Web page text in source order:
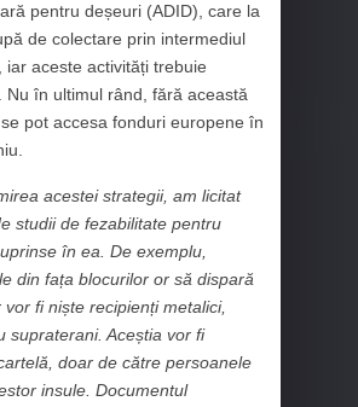
pentru deșeuri (ADID), care la
de colectare prin intermediul
iar aceste activități trebuie
Nu în ultimul rând, fără această
pot accesa fonduri europene în
acestei strategii, am licitat
studii de fezabilitate pentru
în ea. De exemplu,
din fața blocurilor or să dispară
fi niște recipienți metalici,
supraterani. Aceștia vor fi
doar de către persoanele
insule. Documentul